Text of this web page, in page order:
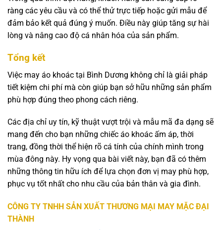
ràng các yêu cầu và có thể thử trực tiếp hoặc gửi mẫu để
đảm bảo kết quả đúng ý muốn. Điều này giúp tăng sự hài
lòng và nâng cao độ cá nhân hóa của sản phẩm.
Tổng kết
Việc may áo khoác tại Bình Dương không chỉ là giải pháp
tiết kiệm chi phí mà còn giúp bạn sở hữu những sản phẩm
phù hợp đúng theo phong cách riêng.
Các địa chỉ uy tín, kỹ thuật vượt trội và mẫu mã đa dạng sẽ
mang đến cho bạn những chiếc áo khoác ấm áp, thời
trang, đồng thời thể hiện rõ cá tính của chính mình trong
mùa đông này. Hy vọng qua bài viết này, bạn đã có thêm
những thông tin hữu ích để lựa chọn đơn vị may phù hợp,
phục vụ tốt nhất cho nhu cầu của bản thân và gia đình.
CÔNG TY TNHH SẢN XUẤT THƯƠNG MẠI MAY MẶC ĐẠI
THÀNH